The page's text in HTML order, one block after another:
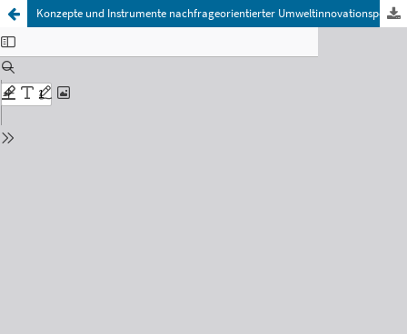
Konzepte und Instrumente nachfrageorientierter Umweltinnovationspolitik